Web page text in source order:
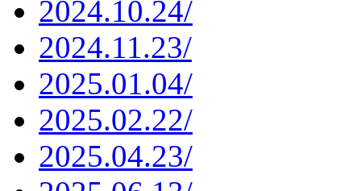
2024.10.24/
2024.11.23/
2025.01.04/
2025.02.22/
2025.04.23/